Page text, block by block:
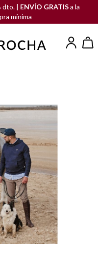
dto. | ENVÍO GRATISa la
mínima